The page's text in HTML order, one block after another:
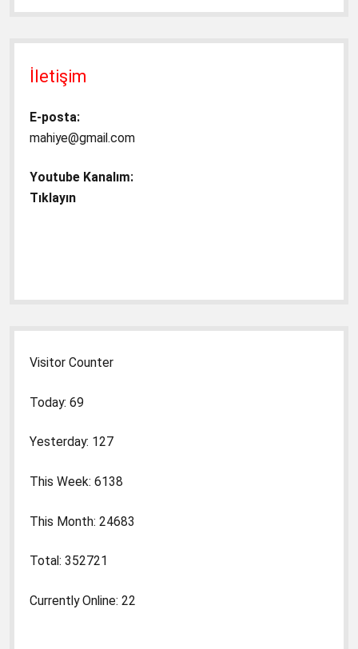
İletişim
E-posta:
mahiye@gmail.com
Youtube Kanalım:
Tıklayın
Visitor Counter
Today: 69
Yesterday: 127
This Week: 6138
This Month: 24683
Total: 352721
Currently Online: 22